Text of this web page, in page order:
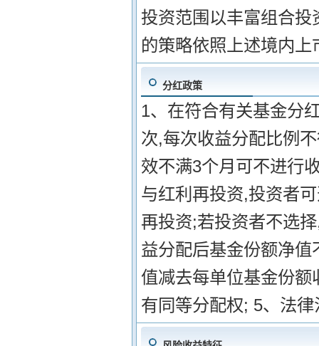
投资范围以丰富组合
的策略依照上述境内
分红政策
1、在符合有关基金分
次,每次收益分配比例
效不满3个月可不进行
与红利再投资,投资者
再投资;若投资者不选
益分配后基金份额净
值减去每单位基金份
有同等分配权; 5、法